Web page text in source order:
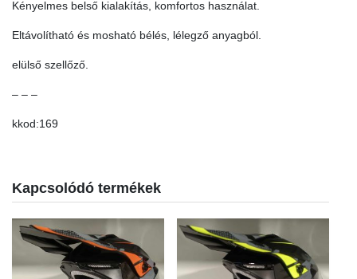
Kényelmes belső kialakítás, komfortos használat.
Eltávolítható és mosható bélés, lélegző anyagból.
elülső szellőző.
– – –
kkod:169
Kapcsolódó termékek